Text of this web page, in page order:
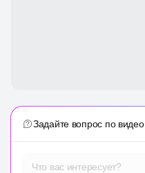
Задайте вопрос по видео
Что вас интересует?